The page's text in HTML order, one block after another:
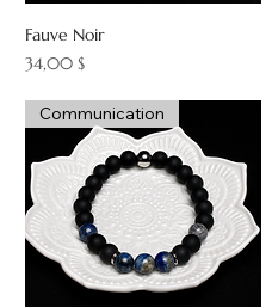
Fauve Noir
Prix
34,00 $
Communication